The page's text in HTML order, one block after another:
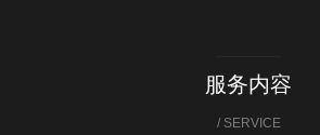
服务内容
/ SERVICE